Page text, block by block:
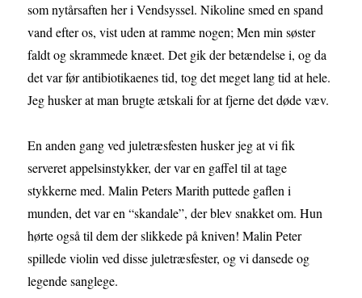
som nytårsaften her i Vendsyssel. Nikoline smed en spand
vand efter os, vist uden at ramme nogen; Men min søster
faldt og skrammede knæet. Det gik der betændelse i, og da
det var før antibiotikaenes tid, tog det meget lang tid at hele.
Jeg husker at man brugte ætskali for at fjerne det døde væv.
En anden gang ved juletræsfesten husker jeg at vi fik
serveret appelsinstykker, der var en gaffel til at tage
stykkerne med. Malin Peters Marith puttede gaflen i
munden, det var en “skandale”, der blev snakket om. Hun
hørte også til dem der slikkede på kniven! Malin Peter
spillede violin ved disse juletræsfester, og vi dansede og
legende sanglege.